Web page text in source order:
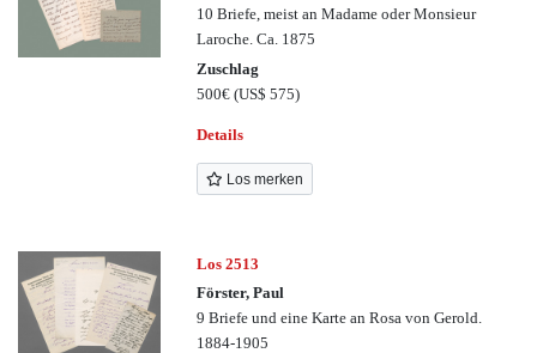
10 Briefe, meist an Madame oder Monsieur
Laroche. Ca. 1875
Zuschlag
500€(US$ 575)
Details
Los merken
Los 2513
Förster, Paul
9 Briefe und eine Karte an Rosa von Gerold.
1884-1905